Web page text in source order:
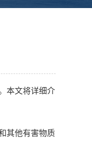
本文将详细介
其他有害物质